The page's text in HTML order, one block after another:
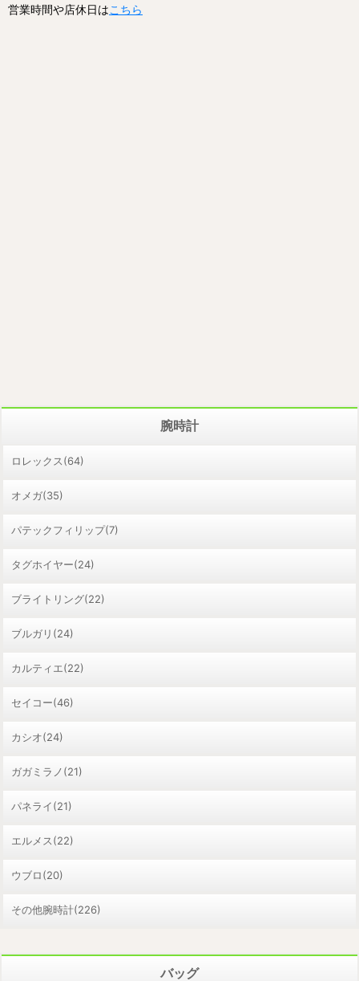
営業時間や店休日はこちら
腕時計
ロレックス(64)
オメガ(35)
パテックフィリップ(7)
タグホイヤー(24)
ブライトリング(22)
ブルガリ(24)
カルティエ(22)
セイコー(46)
カシオ(24)
ガガミラノ(21)
パネライ(21)
エルメス(22)
ウブロ(20)
その他腕時計(226)
バッグ